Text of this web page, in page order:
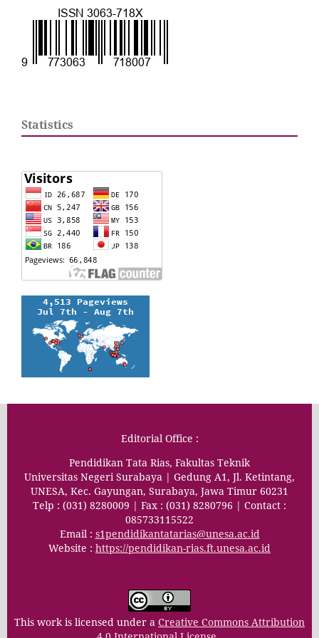
Statistics
Editorial Office :
Pendidikan Tata Rias, Fakultas Teknik
Universitas Negeri Surabaya | Gedung A1, Jl. Ketintang,
UNESA, Kec. Gayungan, Surabaya, Jawa Timur 60231
Telp : (031) 8280009 | Fax : (031) 8280796 | Contact :
085733115522
Email : s1pendidikantatarias@unesa.ac.id
Website : https://pendidikan-rias.ft.unesa.ac.id
This work is licensed under a Creative Commons Attribution